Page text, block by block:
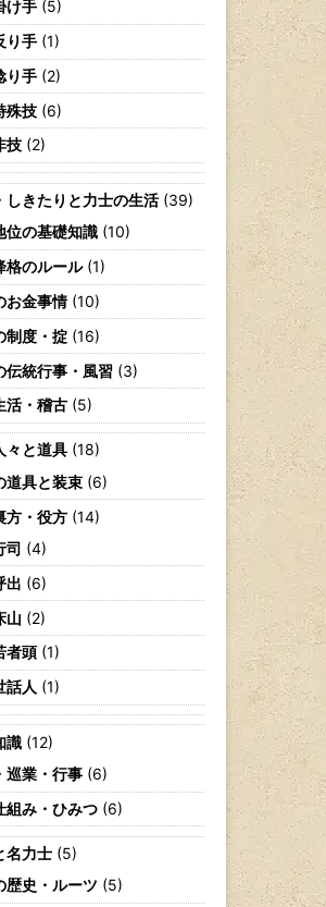
け手 (5)
り手 (1)
り手 (2)
殊技 (6)
技 (2)
しきたりと力士の生活 (39)
位の基礎知識 (10)
格のルール(1)
お金事情(10)
制度・掟 (16)
伝統行事・風習 (3)
活・稽古 (5)
々と道具 (18)
道具と装束 (6)
方・役方 (14)
司 (4)
出 (6)
山 (2)
者頭 (1)
話人 (1)
識 (12)
巡業・行事 (6)
組み・ひみつ (6)
名力士 (5)
歴史・ルーツ (5)